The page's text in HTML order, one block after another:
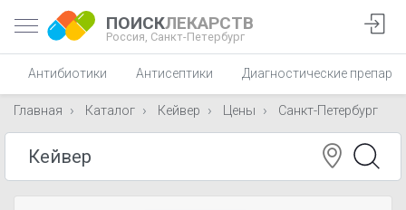
ПОИСКЛЕКАРСТВ
Россия, Санкт-Петербург
Антибиотики Антисептики Диагностические
Главная Каталог Кейвер Цены Санкт-Петербург